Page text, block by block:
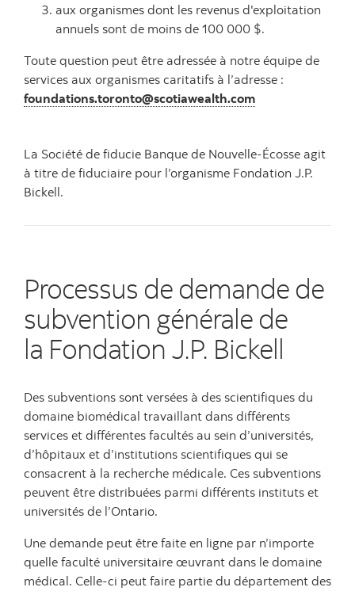
aux organismes dont les revenus d'exploitation
annuels sont de moins de 100 000 $.
Toute question peut être adressée à notre équipe de
services aux organismes caritatifs à l’adresse :
foundations.toronto@scotiawealth.com
La Société de fiducie Banque de Nouvelle-Écosse agit
à titre de fiduciaire pour l’organisme Fondation J.P.
Bickell.
Processus de demande de
subvention générale de
la Fondation J.P. Bickell
Des subventions sont versées à des scientifiques du
domaine biomédical travaillant dans différents
services et différentes facultés au sein d’universités,
d’hôpitaux et d’institutions scientifiques qui se
consacrent à la recherche médicale. Ces subventions
peuvent être distribuées parmi différents instituts et
universités de l’Ontario.
Une demande peut être faite en ligne par n’importe
quelle faculté universitaire œuvrant dans le domaine
médical. Celle-ci peut faire partie du département des